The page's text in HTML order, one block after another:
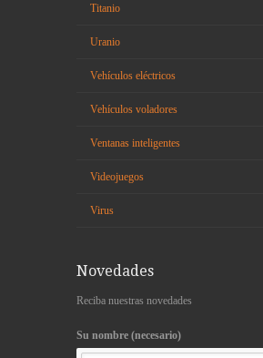
Titanio
Uranio
Vehículos eléctricos
Vehículos voladores
Ventanas inteligentes
Videojuegos
Virus
Novedades
Reciba nuestras novedades
Su nombre (necesario)